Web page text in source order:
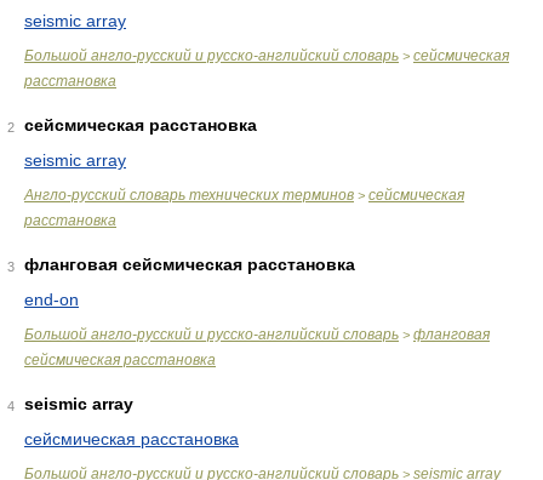
seismic array
Большой англо-русский и русско-английский словарь > сейсмическая
расстановка
2
сейсмическая расстановка
seismic array
Англо-русский словарь технических терминов > сейсмическая
расстановка
3
фланговая сейсмическая расстановка
end-on
Большой англо-русский и русско-английский словарь > фланговая
сейсмическая расстановка
4
seismic array
сейсмическая расстановка
Большой англо-русский и русско-английский словарь > seismic array